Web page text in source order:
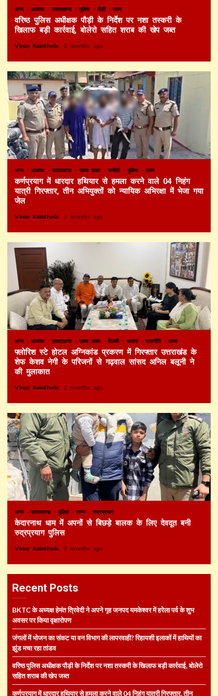
अन्य अपराध उत्तराखण्ड पुलिस पौड़ी राज्य
वरिष्ठ पुलिस अधीक्षक पौड़ी के निर्देश पर नशा तस्करी के
खिलाफ बड़ी कार्रवाई, बोलेरो सहित शराब की खेप जब्त
Vinay Kainthola 2 months ago
अन्य अपराध उत्तराखण्ड खास खबर चमोली पुलिस राज्य
कर्णप्रयाग में धारदार हथियार से हमला करने वाले 04 निहंग
यात्री गिरफ्तार, तीन अभियुक्तों को न्यायिक अभिरक्षा में भेजा गया
जेल
Vinay Kainthola 2 months ago
अन्य अपराध उत्तराखण्ड खास खबर दिल्ली भाजपा राजनीति राज्य
फ्लोरिश स्टे होटल अग्निकांड प्रकरण में गिरफ्तार उत्तराखंड के
शेफ केशव नेगी के परिजनों से गढ़वाल सांसद अनिल बलूनी ने
की मुलाकात
Vinay Kainthola 2 months ago
अन्य उत्तराखण्ड पुलिस राज्य रुद्रप्रयाग
केदारनाथ धाम में अपनों से बिछड़े बालक के लिए देवदूत बनी
रुद्रप्रयाग पुलिस
Vinay Kainthola 3 months ago
Recent Posts
BKTC के अध्यक्ष हेमंत त्रिवेदी ने अपने गृह जनपद यमकेश्वर में हरेला पर्व के शुभ
अवसर पर किया वृक्षारोपण
जंगलों में भोजन का संकट या वन विभाग की लापरवाही? रिहायशी इलाकों में हाथियों का
झुंड मचा रहा तांडव
वरिष्ठ पुलिस अधीक्षक पौड़ी के निर्देश पर नशा तस्करी के खिलाफ बड़ी कार्रवाई, बोलेरो
सहित शराब की खेप जब्त
कर्णप्रयाग में धारदार हथियार से हमला करने वाले 04 निहंग यात्री गिरफ्तार, तीन